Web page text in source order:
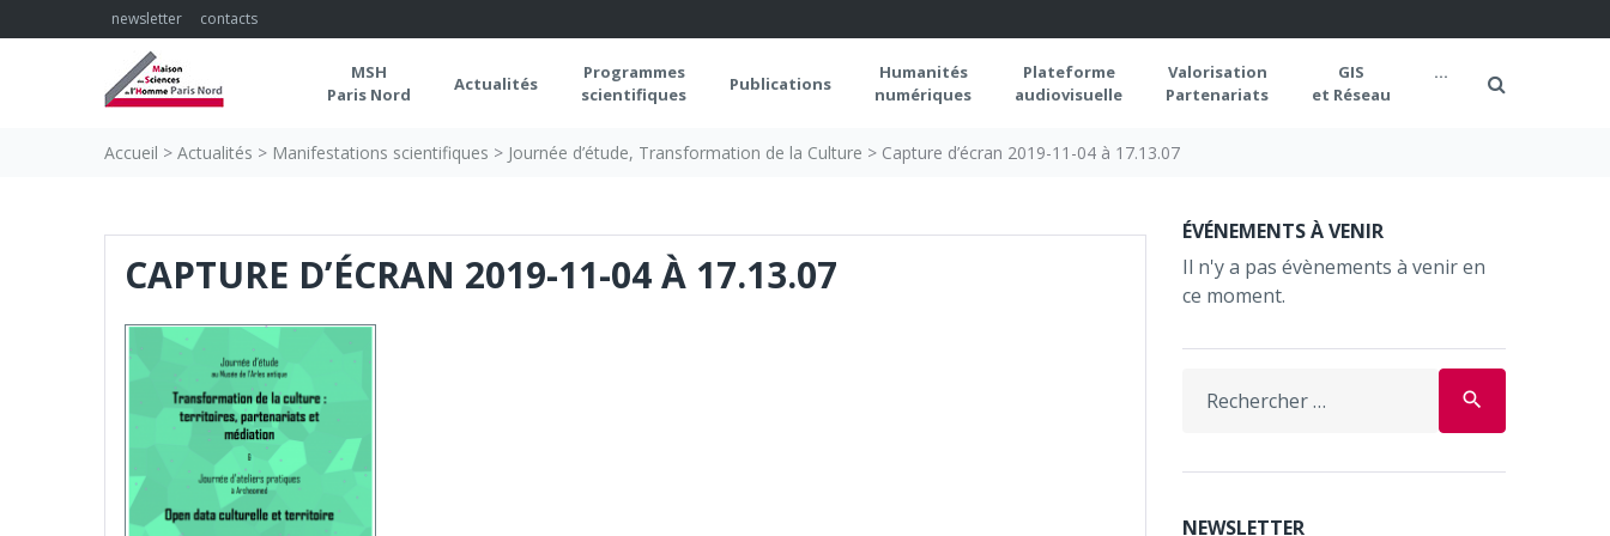
to
newsletter contacts
MSH
Paris Nord
Actualités
Programmes
scientifiques
Publications
Humanités
numériques
Plateforme
audiovisuelle
Valorisation
Partenariats
GIS
et Réseau
...
Accueil > Actualités > Manifestations scientifiques > Journée d’étude, Transformation de la Culture > Capture d’écran 2019-11-04 à 17.13.07
CAPTURE D’ÉCRAN 2019-11-04 À 17.13.07
ÉVÉNEMENTS À VENIR
Il n'y a pas évènements à venir en
ce moment.
for:
search
NEWSLETTER